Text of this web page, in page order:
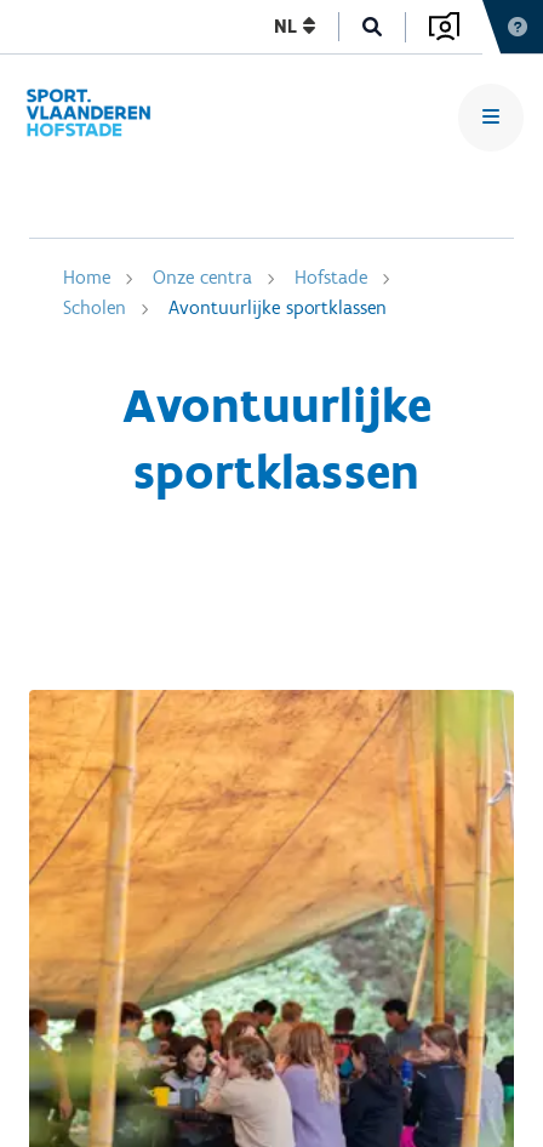
NL
Home Onze centra
Hofstade
Scholen
Avontuurlijke sportklassen
Avontuurlijke
sportklassen